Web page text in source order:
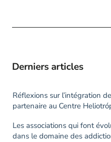
Derniers articles
Réflexions sur l’intégration
partenaire au Centre
Les associations qui font
dans le domaine des